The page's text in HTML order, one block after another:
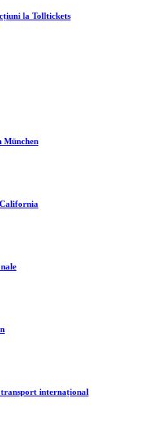
la Tolltickets
München
transport internațional